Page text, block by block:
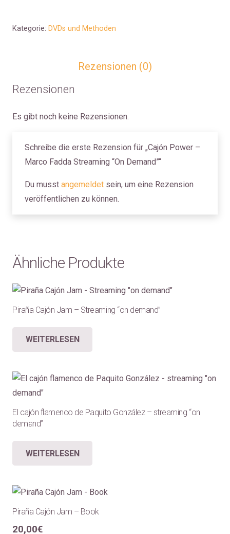
Kategorie: DVDs und Methoden
Rezensionen (0)
Rezensionen
Es gibt noch keine Rezensionen.
Schreibe die erste Rezension für „Cajón Power –
Marco Fadda Streaming “On Demand”“
Du musst angemeldet sein, um eine Rezension
veröffentlichen zu können.
Ähnliche Produkte
Piraña Cajón Jam – Streaming “on demand”
WEITERLESEN
El cajón flamenco de Paquito González – streaming “on
demand”
WEITERLESEN
Piraña Cajón Jam – Book
20,00€